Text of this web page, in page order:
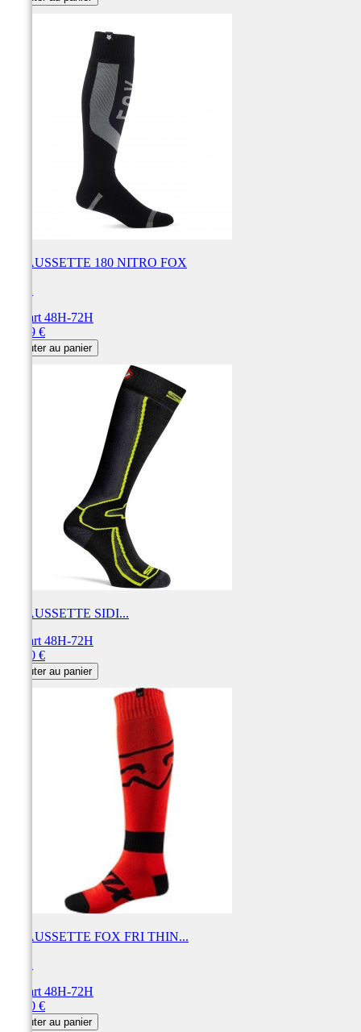
CHAUSSETTE 180 NITRO FOX
Départ 48H-72H
24,99 €
Ajouter au panier
CHAUSSETTE SIDI...
Départ 48H-72H
21,90 €
Ajouter au panier
CHAUSSETTE FOX FRI THIN...
Départ 48H-72H
20,00 €
Ajouter au panier